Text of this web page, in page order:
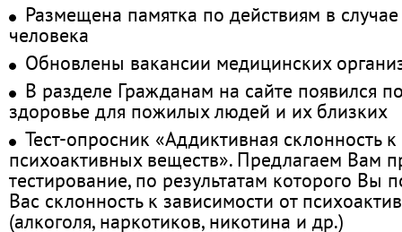
Размещена памятка по действиям в
человека
Обновлены вакансии медицинских
В разделе Гражданам на сайте появился
здоровье для пожилых людей и их близких
Тест-опросник «Аддиктивная склонность
психоактивных веществ». Предлагаем Вам
тестирование, по результатам которого Вы
Вас склонность к зависимости от
(алкоголя, наркотиков, никотина и др.)